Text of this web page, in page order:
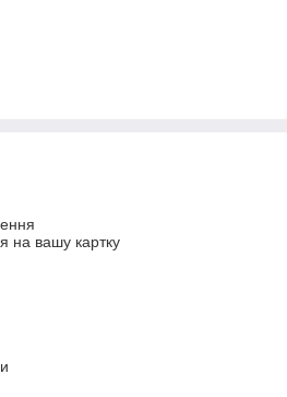
на вашу картку